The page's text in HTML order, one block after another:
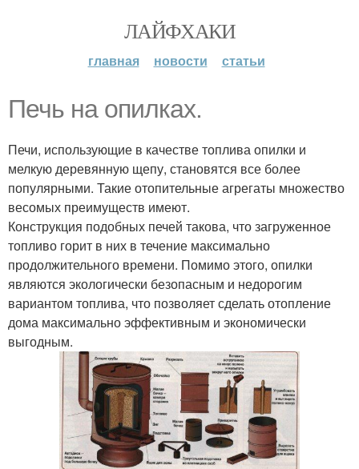
ЛАЙФХАКИ
главная новости статьи
Печь на опилках.
Печи, использующие в качестве топлива опилки и
мелкую деревянную щепу, становятся все более
популярными. Такие отопительные агрегаты множество
весомых преимуществ имеют.
Конструкция подобных печей такова, что загруженное
топливо горит в них в течение максимально
продолжительного времени. Помимо этого, опилки
являются экологически безопасным и недорогим
вариантом топлива, что позволяет сделать отопление
дома максимально эффективным и экономически
выгодным.